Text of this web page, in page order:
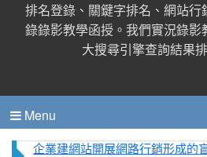
排名登錄、關鍵字排名、網站
錄錄影教學函授。我們實況錄
大搜尋引擎查詢結果
Menu
企業建網站開展網路行銷形成的